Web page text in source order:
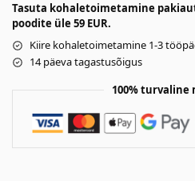
Tasuta kohaletoimetamine
poodite üle 59 EUR.
Kiire kohaletoimetamine 1-3
14 päeva tagastusõigus
100% turvaline